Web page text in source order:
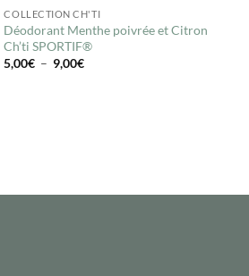
COLLECTION CH'TI
Déodorant Menthe poivrée et Citron
Ch’ti SPORTIF®
5,00€ – 9,00€Plage